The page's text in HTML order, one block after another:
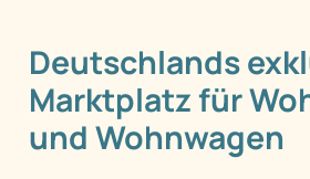
Deutschlands
Marktplatz für
und Wohnwagen